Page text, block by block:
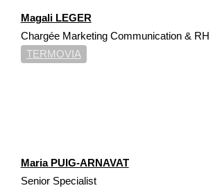
Magali LEGER
Chargée Marketing Communication & RH
TERMOVIA
Maria PUIG-ARNAVAT
Senior Specialist